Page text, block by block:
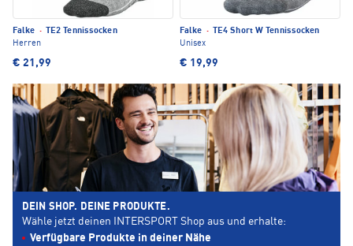
Falke ·
TE2 Tennissocken
Herren
€ 21,99
Falke ·
TE4 Short W Tennissocken
Unisex
€ 19,99
DEIN SHOP. DEINE PRODUKTE.
Wähle jetzt deinen INTERSPORT Shop aus und erhalte:
Verfügbare Produkte in deiner Nähe